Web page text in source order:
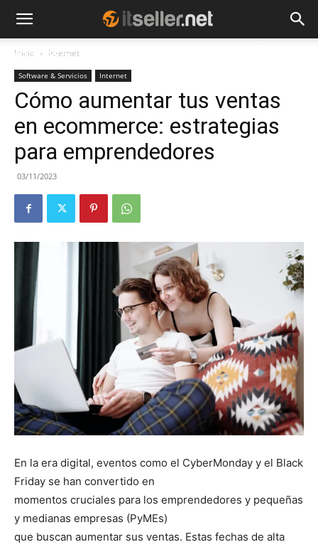
NOTICIAS
Inicio Internet
Software & Servicios Internet
Cómo aumentar tus ventas
en ecommerce: estrategias
para emprendedores
03/11/2023
En la era digital, eventos como el CyberMonday y el Black
Friday se han convertido en
momentos cruciales para los emprendedores y pequeñas
y medianas empresas (PyMEs)
que buscan aumentar sus ventas. Estas fechas de alta